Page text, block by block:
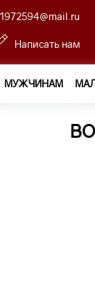
1972594@mail.ru
Написать нам
МУЖЧИНАМ